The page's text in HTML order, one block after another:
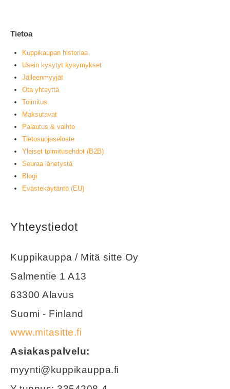
Tietoa
Kuppikaupan historiaa
Usein kysytyt kysymykset
Jälleenmyyjät
Ota yhteyttä
Toimitus
Maksutavat
Palautus & vaihto
Tietosuojaseloste
Yleiset toimitusehdot (B2B)
Seuraa lähetystä
Blogi
Evästekäytäntö (EU)
Yhteystiedot
Kuppikauppa / Mitä sitte Oy
Salmentie 1 A13
63300 Alavus
Suomi - Finland
www.mitasitte.fi
Asiakaspalvelu:
myynti@kuppikauppa.fi